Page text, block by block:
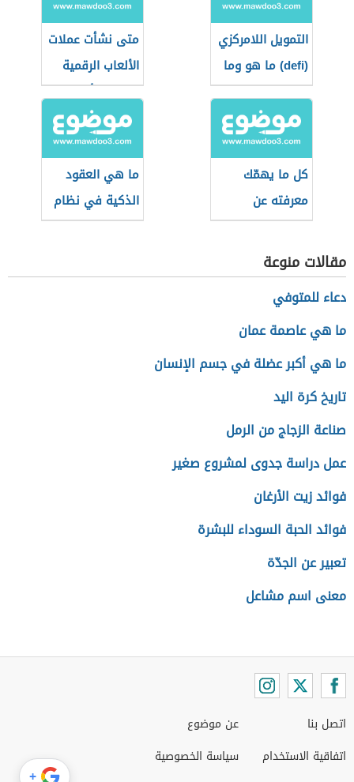
التمويل اللامركزي
(defi) ما هو وما
استخداماته؟
متى نشأت عملات
الألعاب الرقمية
وما هي أبرز
أنواعها؟
كل ما يهمّك
معرفته عن
العملات الرقمية
المستقرة
ما هي العقود
الذكية في نظام
البلوك تشين وما
الرقمية
مقالات منوعة
دعاء للمتوفي
ما هي عاصمة عمان
ما هي أكبر عضلة في جسم الإنسان
تاريخ كرة اليد
صناعة الزجاج من الرمل
عمل دراسة جدوى لمشروع صغير
فوائد زيت الأرغان
فوائد الحبة السوداء للبشرة
تعبير عن الجدّة
معنى اسم مشاعل
اتصل بنا
اتفاقية الاستخدام
عن موضوع
سياسة الخصوصية
+